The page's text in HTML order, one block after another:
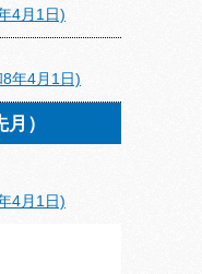
4月1日)
年4月1日)
）
4月1日)